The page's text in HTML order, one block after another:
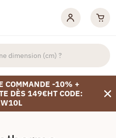
COMMANDE -10% +
DÈS 149€HT CODE: